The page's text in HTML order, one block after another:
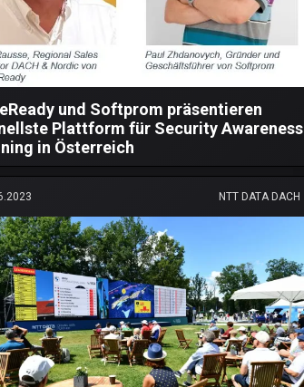
und Softprom präsentieren
Plattform für Security Awareness
in Österreich
NTT DATA DACH